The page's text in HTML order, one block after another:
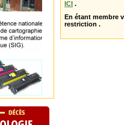
ICI .
En étant membre
restriction .